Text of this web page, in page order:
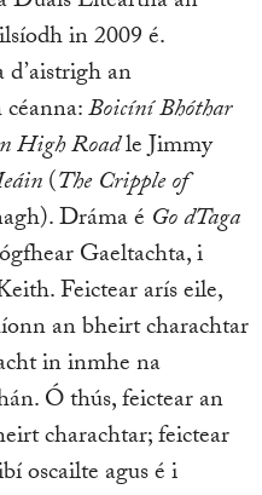
in 2009 é.
an
Boicíní Bhóthar
High Roadle Jimmy
(The Cripple of
Dráma é Go dTaga
Gaeltachta, i
Feictear arís eile,
an bheirt charachtar
in inmhe na
Ó thús, feictear an
charachtar; feictear
oscailte agus é i